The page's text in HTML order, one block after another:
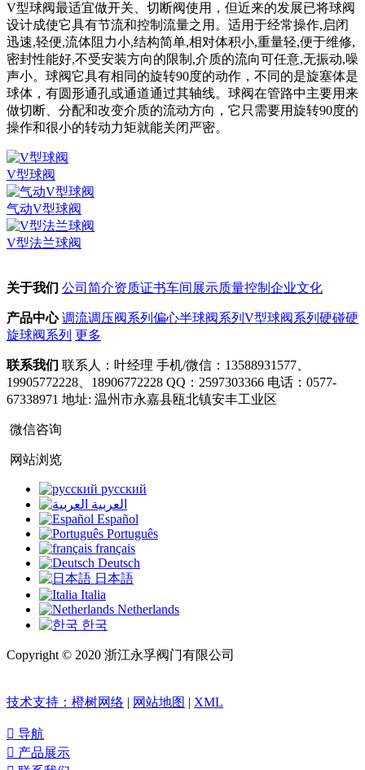
V型球阀最适宜做开关、切断阀使用，但近来的发展已将球阀
设计成使它具有节流和控制流量之用。适用于经常操作,启闭
迅速,轻便,流体阻力小,结构简单,相对体积小,重量轻,便于维修,
密封性能好,不受安装方向的限制,介质的流向可任意,无振动,噪
声小。 球阀它具有相同的旋转90度的动作，不同的是旋塞体是
球体，有圆形通孔或通道通过其轴线。球阀在管路中主要用来
做切断、分配和改变介质的流动方向，它只需要用旋转90度的
操作和很小的转动力矩就能关闭严密。
V型球阀
气动V型球阀
V型法兰球阀
关于我们 公司简介资质证书车间展示质量控制 企业文化
产品中心 调流调压阀系列 偏心半球阀系列 V型球阀系列 硬碰硬
旋球阀系列 更多
联系我们 联系人：叶经理 手机/微信：13588931577、
19905772228、18906772228 QQ：2597303366 电话：0577-
67338971 地址: 温州市永嘉县瓯北镇安丰工业区
微信咨询
网站浏览
русский
العربية
Español
Português
français
Deutsch
日本語
Italia
Netherlands
한국
Copyright © 2020 浙江永孚阀门有限公司
技术支持：橙树网络 | 网站地图 | XML
 导航
 产品展示